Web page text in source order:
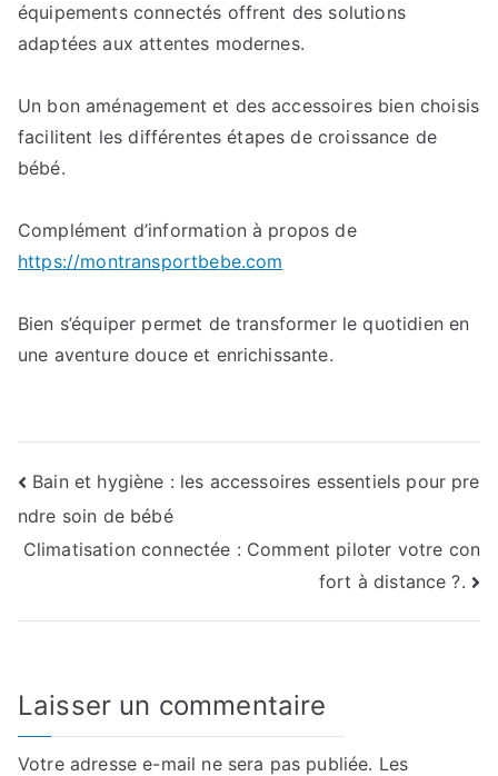
équipements connectés offrent des solutions
adaptées aux attentes modernes.
Un bon aménagement et des accessoires bien choisis
facilitent les différentes étapes de croissance de
bébé.
Complément d’information à propos de
https://montransportbebe.com
Bien s’équiper permet de transformer le quotidien en
une aventure douce et enrichissante.
Navigation
de
Bain et hygiène : les accessoires essentiels pour pre
ndre soin de bébé
Climatisation connectée : Comment piloter votre con
fort à distance ?.
Laisser un commentaire
Votre adresse e-mail ne sera pas publiée. Les